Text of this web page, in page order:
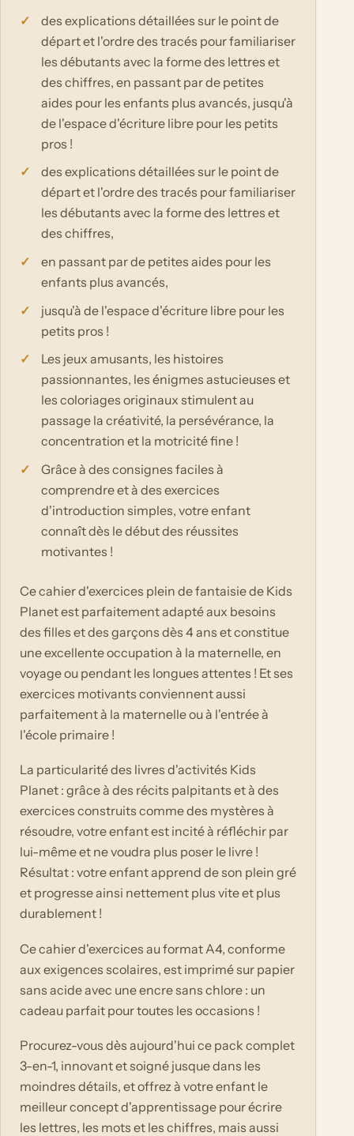
des explications détaillées sur le point de
départ et l'ordre des tracés pour familiariser
les débutants avec la forme des lettres et
des chiffres, en passant par de petites
aides pour les enfants plus avancés, jusqu'à
de l'espace d'écriture libre pour les petits
pros !
des explications détaillées sur le point de
départ et l'ordre des tracés pour familiariser
les débutants avec la forme des lettres et
des chiffres,
en passant par de petites aides pour les
enfants plus avancés,
jusqu'à de l'espace d'écriture libre pour les
petits pros !
Les jeux amusants, les histoires
passionnantes, les énigmes astucieuses et
les coloriages originaux stimulent au
passage la créativité, la persévérance, la
concentration et la motricité fine !
Grâce à des consignes faciles à
comprendre et à des exercices
d'introduction simples, votre enfant
connaît dès le début des réussites
motivantes !
Ce cahier d'exercices plein de fantaisie de Kids
Planet est parfaitement adapté aux besoins
des filles et des garçons dès 4 ans et constitue
une excellente occupation à la maternelle, en
voyage ou pendant les longues attentes ! Et ses
exercices motivants conviennent aussi
parfaitement à la maternelle ou à l'entrée à
l'école primaire !
La particularité des livres d'activités Kids
Planet : grâce à des récits palpitants et à des
exercices construits comme des mystères à
résoudre, votre enfant est incité à réfléchir par
lui-même et ne voudra plus poser le livre !
Résultat : votre enfant apprend de son plein gré
et progresse ainsi nettement plus vite et plus
durablement !
Ce cahier d'exercices au format A4, conforme
aux exigences scolaires, est imprimé sur papier
sans acide avec une encre sans chlore : un
cadeau parfait pour toutes les occasions !
Procurez-vous dès aujourd'hui ce pack complet
3-en-1, innovant et soigné jusque dans les
moindres détails, et offrez à votre enfant le
meilleur concept d'apprentissage pour écrire
les lettres, les mots et les chiffres, mais aussi